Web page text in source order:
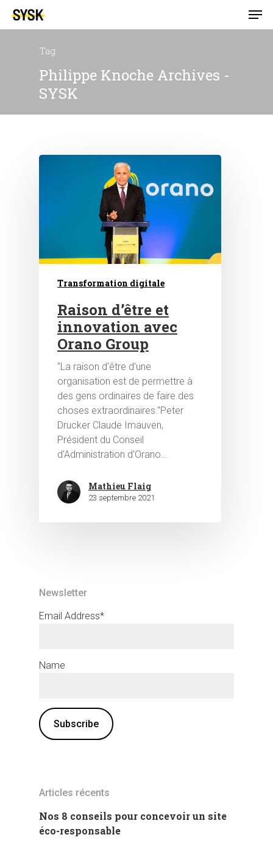
Hit enter to search or ESC to close
Tag
Philippe Knoche Archives -
SYSK
Transformation digitale
Raison d’être et
innovation avec
Orano Group
"La raison d'être d'une
organisation est de permettre à
des gens ordinaires de faire des
choses extraordinaires."Peter
Drucker Claude Imauven,
Président du Conseil
d'Administration d'Orano…
Mathieu Flaig
23 septembre 2021
Newsletter
Email Address*
Name
Articles récents
Nos 8 conseils pour concevoir un site
éco-responsable